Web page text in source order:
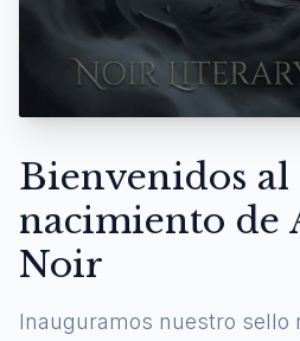
Bienvenidos al
nacimiento de
Noir
Inauguramos nuestro sello